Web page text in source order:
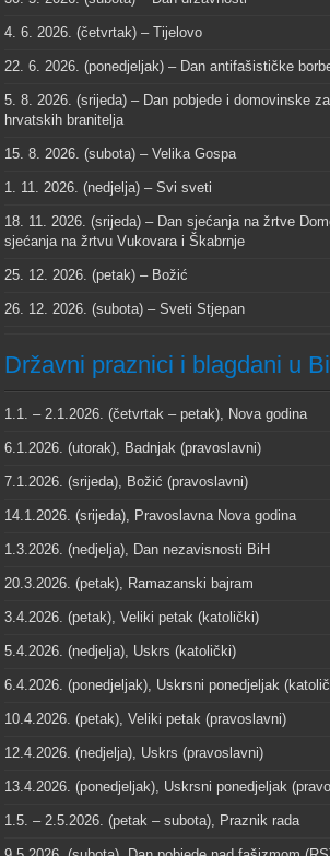
4. 6. 2026. (četvrtak) – Tijelovo
22. 6. 2026. (ponedjeljak) – Dan antifašističke
5. 8. 2026. (srijeda) – Dan pobjede i domovinske
hrvatskih branitelja
15. 8. 2026. (subota) – Velika Gospa
1. 11. 2026. (nedjelja) – Svi sveti
18. 11. 2026. (srijeda) – Dan sjećanja na žrtve
sjećanja na žrtvu Vukovara i Škabrnje
25. 12. 2026. (petak) – Božić
26. 12. 2026. (subota) – Sveti Stjepan
Državni praznici i blagdani u
1.1. – 2.1.2026. (četvrtak – petak), Nova godina
6.1.2026. (utorak), Badnjak (pravoslavni)
7.1.2026. (srijeda), Božić (pravoslavni)
14.1.2026. (srijeda), Pravoslavna Nova godina
1.3.2026. (nedjelja), Dan nezavisnosti BiH
20.3.2026. (petak), Ramazanski bajram
3.4.2026. (petak), Veliki petak (katolički)
5.4.2026. (nedjelja), Uskrs (katolički)
6.4.2026. (ponedjeljak), Uskrsni ponedjeljak
10.4.2026. (petak), Veliki petak (pravoslavni)
12.4.2026. (nedjelja), Uskrs (pravoslavni)
13.4.2026. (ponedjeljak), Uskrsni ponedjeljak
1.5. – 2.5.2026. (petak – subota), Praznik rada